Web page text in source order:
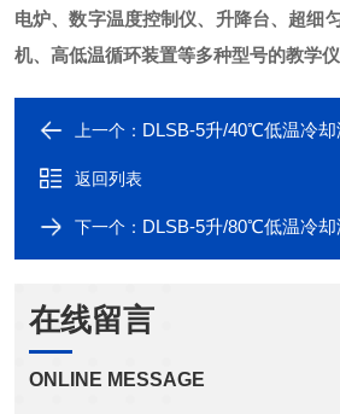
电炉、数字温度控制仪、升降台、超细
机、高低温循环装置等多种型号的教学仪
上一个： DLSB-5升/40℃低温冷却液循环泵（予
返回列表
下一个： DLSB-5升/80℃低温冷却液循环泵（予
在线留言
ONLINE MESSAGE